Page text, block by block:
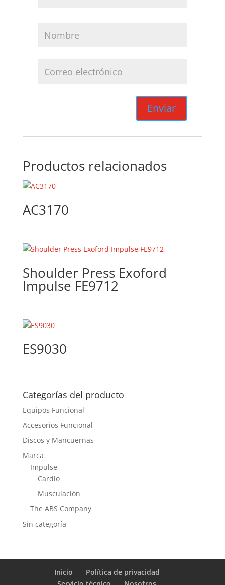
Productos relacionados
AC3170
Shoulder Press Exoford
Impulse FE9712
ES9030
Categorías del producto
Equipos Funcional
Accesorios Funcional
Discos y Mancuernas
Marca
Impulse
Cardio
Musculación
The ABS Company
Sin categoría
Inicio
Política de privacidad